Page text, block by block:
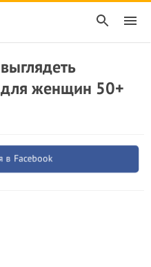
для женщин 50+
в Facebook